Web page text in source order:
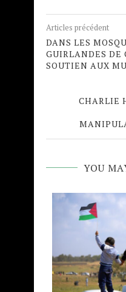
Articles précédent
DANS LES
GUIRLANDES DE
SOUTIEN AUX
CHARLIE
YOU